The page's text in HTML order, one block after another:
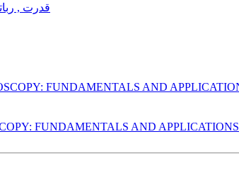
قدرت ,
FUNDAMENTALS AND APPLICATIONS